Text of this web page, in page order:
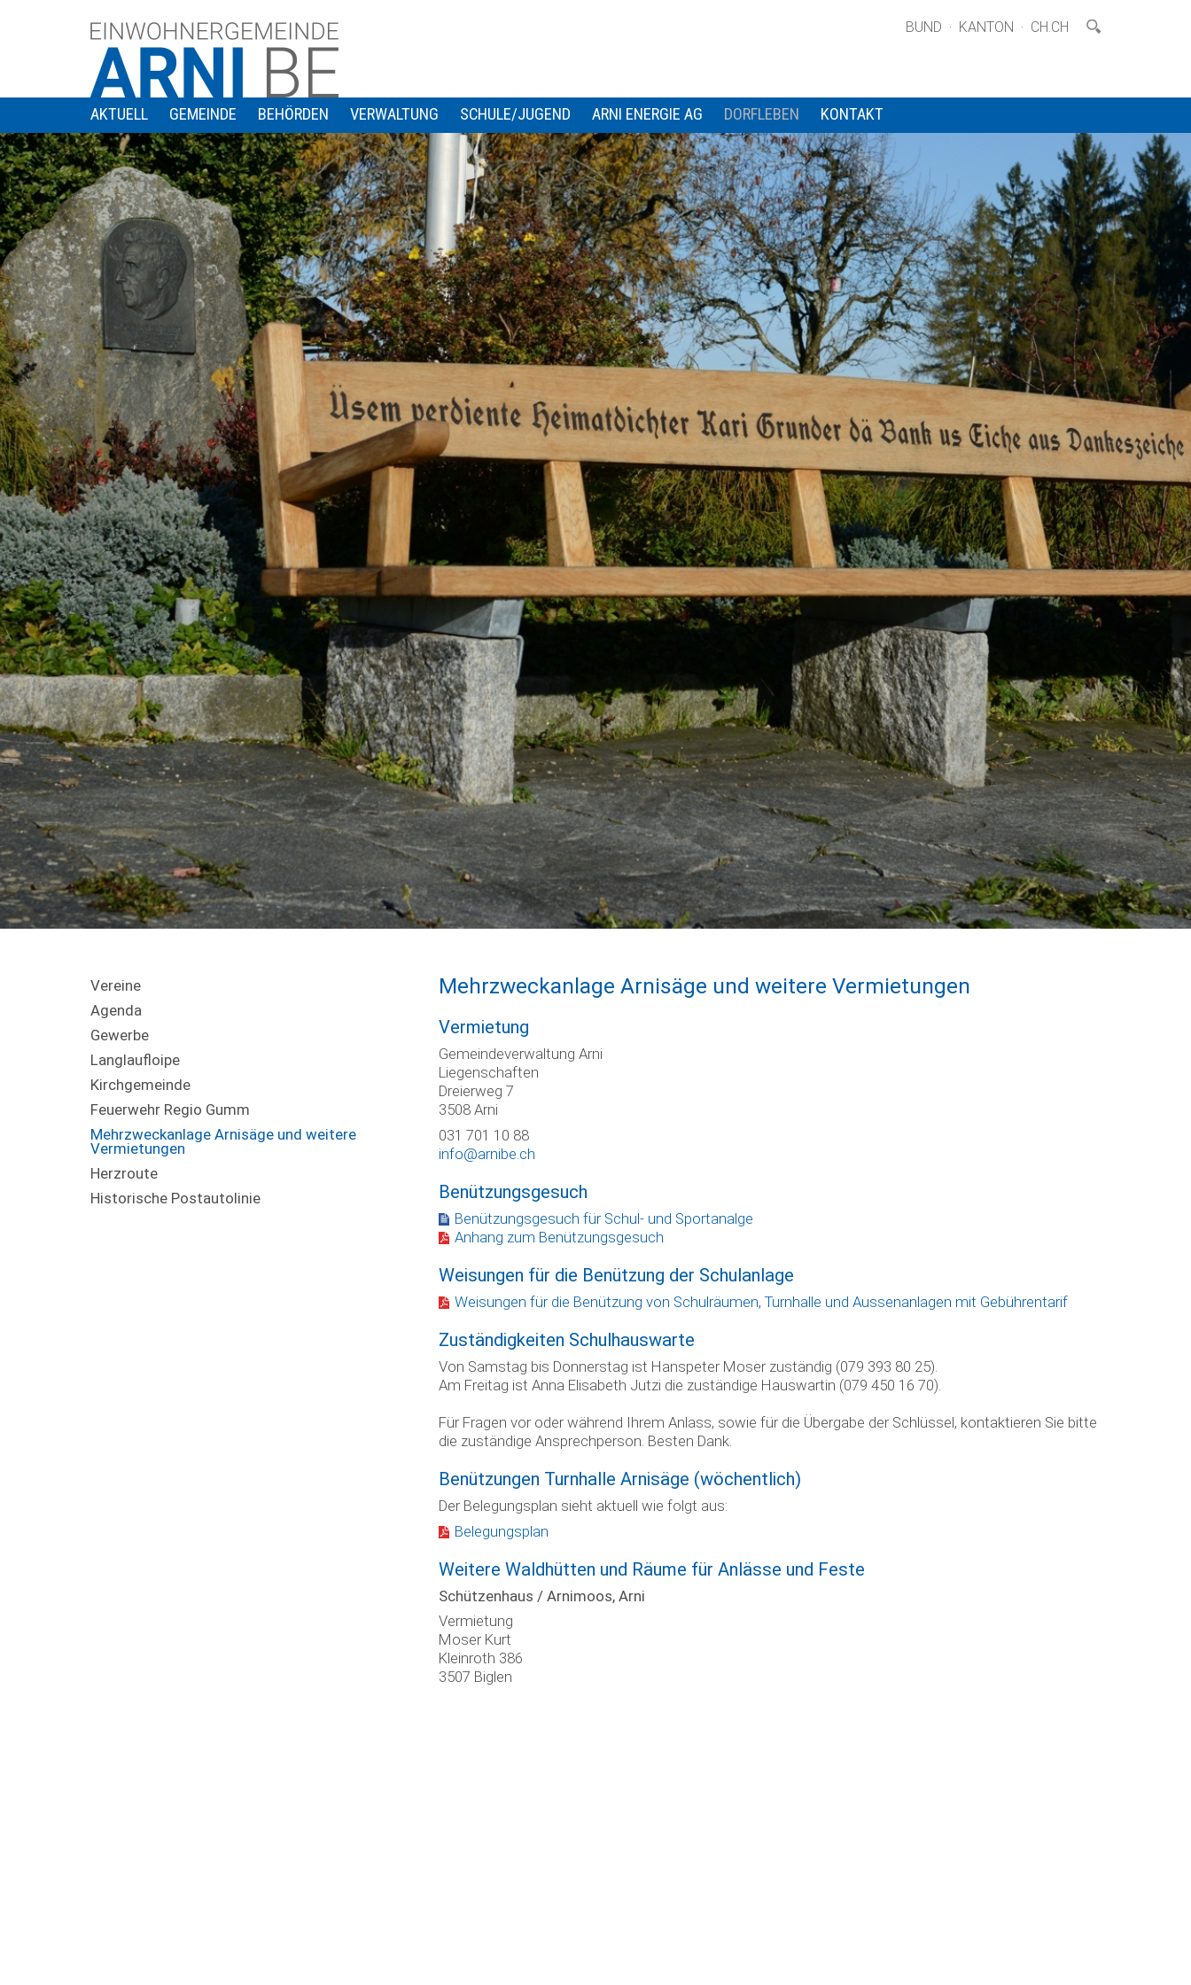
BUND · KANTON · CH.CH
AKTUELL GEMEINDE BEHÖRDEN VERWALTUNG SCHULE/JUGEND ARNI ENERGIE AG DORFLEBEN KONTAKT
Vereine
Agenda
Gewerbe
Langlaufloipe
Kirchgemeinde
Feuerwehr Regio Gumm
Mehrzweckanlage Arnisäge und weitere
Vermietungen
Herzroute
Historische Postautolinie
Mehrzweckanlage Arnisäge und weitere Vermietungen
Vermietung
Gemeindeverwaltung Arni
Liegenschaften
Dreierweg 7
3508 Arni
031 701 10 88
info@arnibe.ch
Benützungsgesuch
Benützungsgesuch für Schul- und Sportanalge
Anhang zum Benützungsgesuch
Weisungen für die Benützung der Schulanlage
Weisungen für die Benützung von Schulräumen, Turnhalle und Aussenanlagen mit Gebührentarif
Zuständigkeiten Schulhauswarte
Von Samstag bis Donnerstag ist Hanspeter Moser zuständig (079 393 80 25).
Am Freitag ist Anna Elisabeth Jutzi die zuständige Hauswartin (079 450 16 70).
Für Fragen vor oder während Ihrem Anlass, sowie für die Übergabe der Schlüssel, kontaktieren Sie bitte
die zuständige Ansprechperson. Besten Dank.
Benützungen Turnhalle Arnisäge (wöchentlich)
Der Belegungsplan sieht aktuell wie folgt aus:
Belegungsplan
Weitere Waldhütten und Räume für Anlässe und Feste
Schützenhaus / Arnimoos, Arni
Vermietung
Moser Kurt
Kleinroth 386
3507 Biglen